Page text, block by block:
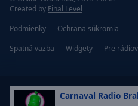
Carnaval Radio
Created by Final Level
Podmienky
Ochrana súkromia
Spätná väzba
Widgety Pre